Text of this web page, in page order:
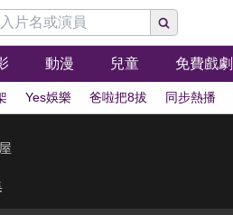
動漫 兒童 免費戲劇
Yes娛樂 爸啦把8拔 同步熱播